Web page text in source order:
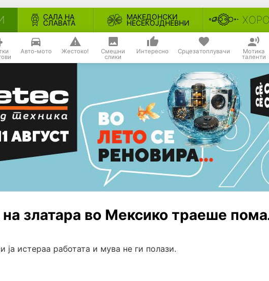
САЛА НА
СЛАВАТА
МАКЕДОНСКИ
НЕСЕКОЈДНЕВНИ
Авто-мото Жестоко! Смешни
слики
Интересно Срцезатоплувачи Мотика
таленти
златара во Мексико траеше
ја истераа работата и мува не ги полази.